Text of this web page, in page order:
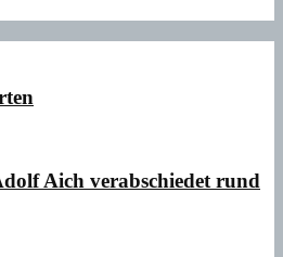
Aich verabschiedet rund